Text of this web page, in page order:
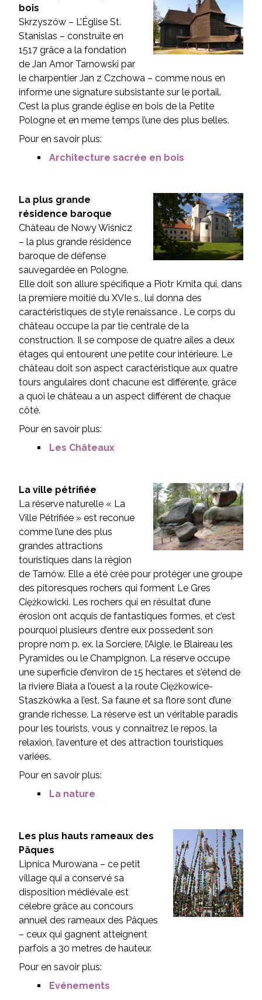
bois
Skrzyszów – L’Église St.
Stanislas – construite en
1517 grâce a la fondation
de Jan Amor Tarnowski par
le charpentier Jan z Czchowa – comme nous en
informe une signature subsistante sur le portail.
C’est la plus grande église en bois de la Petite
Pologne et en meme temps l’une des plus belles.
Pour en savoir plus:
Architecture sacrée en bois
La plus grande
résidence baroque
Château de Nowy Wiśnicz
– la plus grande résidence
baroque de défense
sauvegardée en Pologne.
Elle doit son allure spécifique a Piotr Kmita qui, dans
la premiere moitié du XVIe s., lui donna des
caractéristiques de style renaissance . Le corps du
château occupe la par tie centrale de la
construction. Il se compose de quatre ailes a deux
étages qui entourent une petite cour intérieure. Le
château doit son aspect caractéristique aux quatre
tours angulaires dont chacune est différente, grâce
a quoi le château a un aspect différent de chaque
côté.
Pour en savoir plus:
Les Châteaux
La ville pétrifiée
La réserve naturelle « La
Ville Pétrifiée » est reconue
comme l’une des plus
grandes attractions
touristiques dans la région
de Tarnów. Elle a été crée pour protéger une groupe
des pitoresques rochers qui forment Le Gres
Ciężkowicki. Les rochers qui en résultat d’une
érosion ont acquis de fantastiques formes, et c’est
pourquoi plusieurs d’entre eux possedent son
propre nom p. ex. la Sorciere, l’Aigle, le Blaireau les
Pyramides ou le Champignon. La réserve occupe
une superficie d’environ de 15 hectares et s’étend de
la riviere Biała a l’ouest a la route Ciężkowice-
Staszkówka a l’est. Sa faune et sa flore sont d’une
grande richesse. La réserve est un véritable paradis
pour les tourists, vous y connaîtrez le repos, la
relaxion, l’aventure et des attraction touristiques
variées.
Pour en savoir plus:
La nature
Les plus hauts rameaux des
Pâques
Lipnica Murowana – ce petit
village qui a conservé sa
disposition médiévale est
célebre grâce au concours
annuel des rameaux des Pâques
– ceux qui gagnent atteignent
parfois a 30 metres de hauteur.
Pour en savoir plus:
Evénements